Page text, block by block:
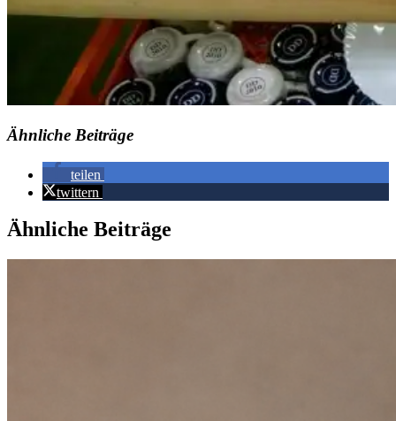
Ähnliche Beiträge
teilen
twittern
Ähnliche Beiträge